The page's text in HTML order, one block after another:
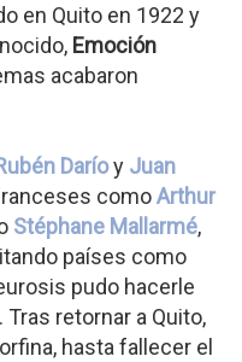
en Quito en 1922 y
Emoción
acabaron
Daríoy Juan
comoArthur
Stéphane Mallarmé,
países como
pudo hacerle
retornar a Quito,
hasta fallecer el